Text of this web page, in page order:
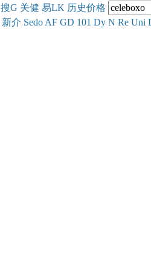
搜G 关健 易LK 历史价格
新介 Sedo AF GD 101 Dy N Re Uni